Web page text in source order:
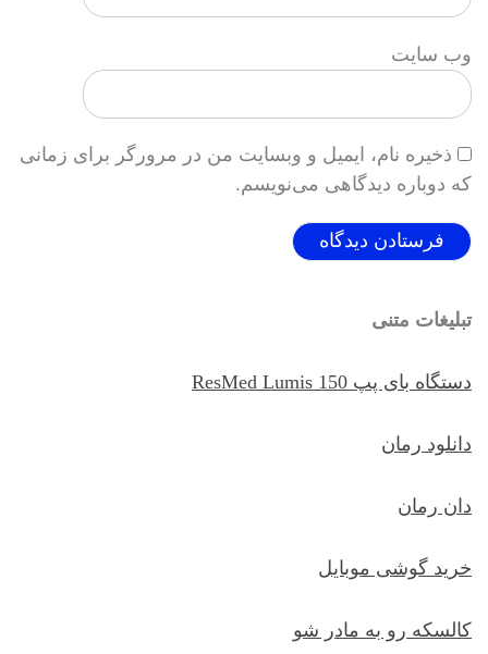
وب‌ سایت
ذخیره نام، ایمیل و وبسایت من در مرورگر برای زمانی
که دوباره دیدگاهی می‌نویسم.
تبلیغات متنی
دستگاه بای پپ ResMed Lumis 150
دانلود رمان
دان رمان
خرید گوشی موبایل
کالسکه رو به مادر شو